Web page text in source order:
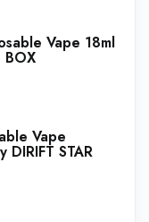
Vape 18ml
BOX
Vape
STAR